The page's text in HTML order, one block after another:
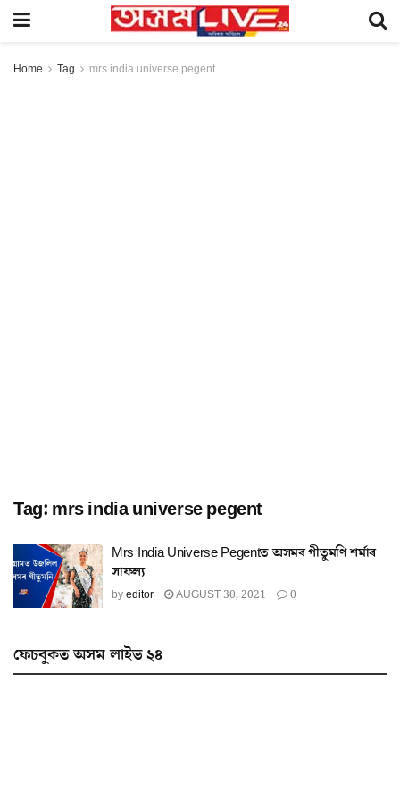
Home Tag mrs india universe pegent
Tag: mrs india universe pegent
Mrs India Universe Pegentত অসমৰ গীতুমণি শৰ্মাৰ
সাফল্য
byeditor AUGUST 30, 2021 0
ফেচবুকত অসম লাইভ ২৪